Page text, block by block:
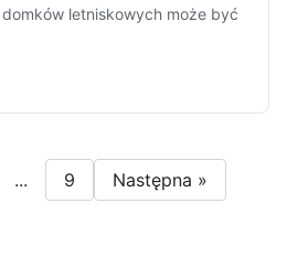
letniskowych może być
... 9 Następna »